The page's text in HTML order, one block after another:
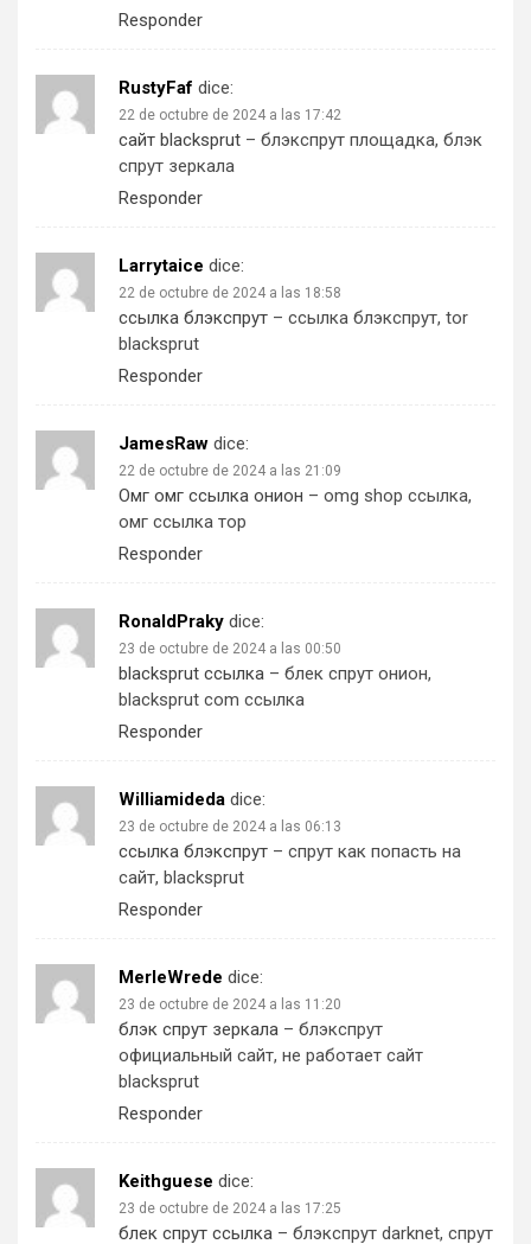
Responder
RustyFaf dice:
22 de octubre de 2024 a las 17:42
сайт blacksprut – блэкспрут площадка, блэк
спрут зеркала
Responder
Larrytaice dice:
22 de octubre de 2024 a las 18:58
ссылка блэкспрут – ссылка блэкспрут, tor
blacksprut
Responder
JamesRaw dice:
22 de octubre de 2024 a las 21:09
Омг омг ссылка онион – omg shop ссылка,
омг ссылка тор
Responder
RonaldPraky dice:
23 de octubre de 2024 a las 00:50
blacksprut ссылка – блек спрут онион,
blacksprut com ссылка
Responder
Williamideda dice:
23 de octubre de 2024 a las 06:13
ссылка блэкспрут – спрут как попасть на
сайт, blacksprut
Responder
MerleWrede dice:
23 de octubre de 2024 a las 11:20
блэк спрут зеркала – блэкспрут
официальный сайт, не работает сайт
blacksprut
Responder
Keithguese dice:
23 de octubre de 2024 a las 17:25
блек спрут ссылка – блэкспрут darknet, спрут